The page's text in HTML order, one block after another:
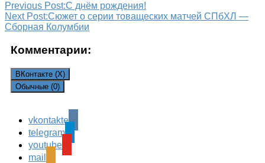
Previous Post:С днём рождения!
Next Post:Сюжет о серии товащеских матчей СПбХЛ —
Сборная Колумбии
Комментарии:
ВКонтакте (X)
Обычные (0)
Leave a Reply
Ваш адрес email не будет опубликован.
поля помечены
vkontakte
telegram
youtube
mail